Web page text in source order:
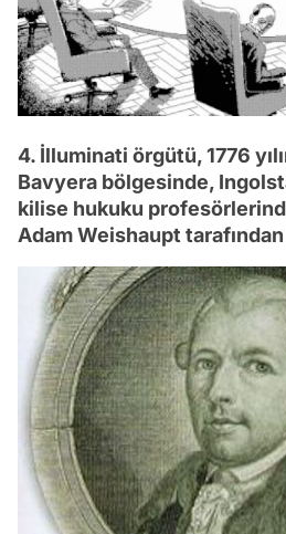
4. İlluminati örgütü, 1776
Bavyera bölgesinde,
kilise hukuku
Adam Weishaupt